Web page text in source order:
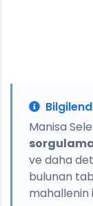
Manisa
ve daha
bulunan
mahallenin